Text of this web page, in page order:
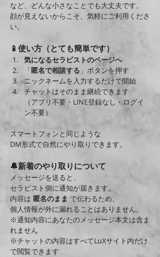
など、どんな小さなことでも大丈夫です。
顔が見えないからこそ、気軽にご利用くださ
い。
📱使い方（とても簡単です）
気になるセラピストのページへ
「匿名で相談する 」ボタンを押す
ニックネームを入力するだけで開始
チャットはそのまま継続できます
（アプリ不要・LINE登録なし・ログイ
ン不要）
スマートフォンと同じような
DM形式で自然にやり取りできます。
🔔新着のやり取りについて
メッセージを送ると、
セラピスト側に通知が届きます。
内容は 匿名のまま で伝わるため、
個人情報が外に漏れることはありません。
※通知内容にあなたのメッセージ本文は含ま
れません
※チャットの内容はすべてLuXサイト内だけ
で閲覧できます